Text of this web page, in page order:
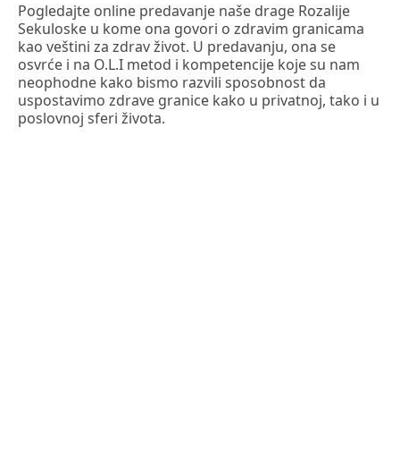
Pogledajte online predavanje naše drage Rozalije
Sekuloske u kome ona govori o zdravim granicama
kao veštini za zdrav život. U predavanju, ona se
osvrće i na O.L.I metod i kompetencije koje su nam
neophodne kako bismo razvili sposobnost da
uspostavimo zdrave granice kako u privatnoj, tako i u
poslovnoj sferi života.